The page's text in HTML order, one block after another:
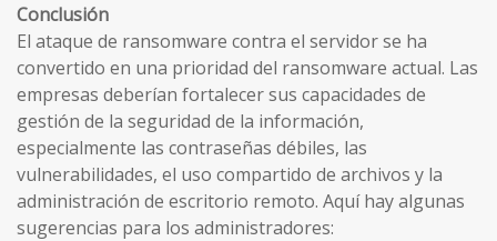
Conclusión
El ataque de ransomware contra el servidor se ha
convertido en una prioridad del ransomware actual. Las
empresas deberían fortalecer sus capacidades de
gestión de la seguridad de la información,
especialmente las contraseñas débiles, las
vulnerabilidades, el uso compartido de archivos y la
administración de escritorio remoto. Aquí hay algunas
sugerencias para los administradores: